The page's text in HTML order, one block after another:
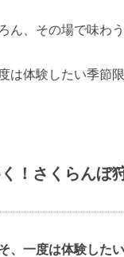
ん、その場で味わ
は体験したい季節
！さくらんぼ
、一度は体験した